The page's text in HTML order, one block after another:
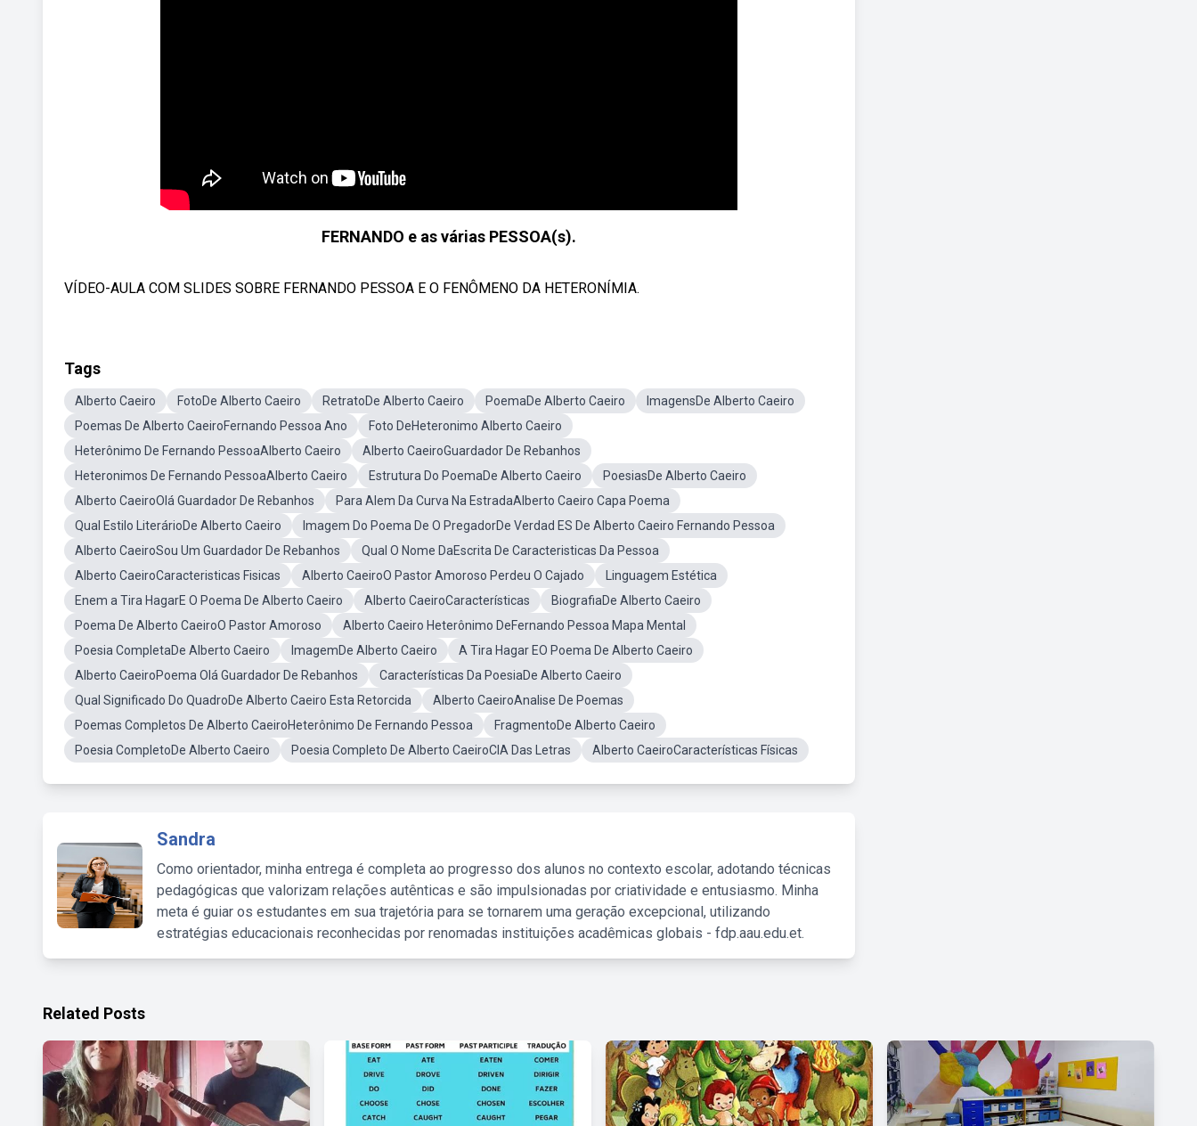
FERNANDO e as várias PESSOA(s).
VÍDEO-AULA COM SLIDES SOBRE FERNANDO PESSOA E O FENÔMENO DA HETERONÍMIA.
Tags
Alberto Caeiro FotoDe Alberto Caeiro RetratoDe Alberto Caeiro PoemaDe Alberto Caeiro
ImagensDe Alberto Caeiro
Poemas De Alberto CaeiroFernando Pessoa Ano
Foto DeHeteronimo Alberto Caeiro
Heterônimo De Fernando PessoaAlberto Caeiro
Alberto CaeiroGuardador De Rebanhos
Heteronimos De Fernando PessoaAlberto Caeiro
Estrutura Do PoemaDe Alberto Caeiro
PoesiasDe Alberto Caeiro
Alberto CaeiroOlá Guardador De Rebanhos
Para Alem Da Curva Na EstradaAlberto Caeiro Capa Poema
Qual Estilo LiterárioDe Alberto Caeiro
Imagem Do Poema De O PregadorDe Verdad ES De Alberto Caeiro Fernando Pessoa
Alberto CaeiroSou Um Guardador De Rebanhos
Qual O Nome DaEscrita De Caracteristicas Da Pessoa
Alberto CaeiroCaracteristicas Fisicas
Alberto CaeiroO Pastor Amoroso Perdeu O Cajado
Linguagem Estética
Enem a Tira HagarE O Poema De Alberto Caeiro
Alberto CaeiroCaracterísticas
BiografiaDe Alberto Caeiro
Poema De Alberto CaeiroO Pastor Amoroso
Alberto Caeiro Heterônimo DeFernando Pessoa Mapa Mental
Poesia CompletaDe Alberto Caeiro
ImagemDe Alberto Caeiro
A Tira Hagar EO Poema De Alberto Caeiro
Alberto CaeiroPoema Olá Guardador De Rebanhos
Características Da PoesiaDe Alberto Caeiro
Qual Significado Do QuadroDe Alberto Caeiro Esta Retorcida
Alberto CaeiroAnalise De Poemas
Poemas Completos De Alberto CaeiroHeterônimo De Fernando Pessoa
FragmentoDe Alberto Caeiro
Poesia CompletoDe Alberto Caeiro
Poesia Completo De Alberto CaeiroCIA Das Letras Alberto CaeiroCaracterísticas Físicas
Sandra
Como orientador, minha entrega é completa ao progresso dos alunos no contexto escolar, adotando técnicas
pedagógicas que valorizam relações autênticas e são impulsionadas por criatividade e entusiasmo. Minha
meta é guiar os estudantes em sua trajetória para se tornarem uma geração excepcional, utilizando
estratégias educacionais reconhecidas por renomadas instituições acadêmicas globais - fdp.aau.edu.et.
Related Posts